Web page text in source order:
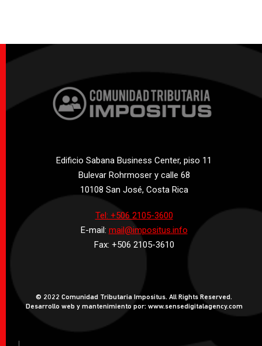
Edificio Sabana Business Center, piso 11
Bulevar Rohrmoser y calle 68
10108 San José, Costa Rica
Tel: +506 2105-3600
E-mail: mail@impositus.info
Fax: +506 2105-3610
© 2022 Comunidad Tributaria Impositus. All Rights Reserved.
Desarrollo web y mantenimiento por: www.sensedigitalagency.com